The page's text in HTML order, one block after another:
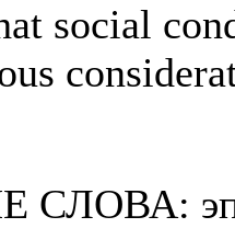
social